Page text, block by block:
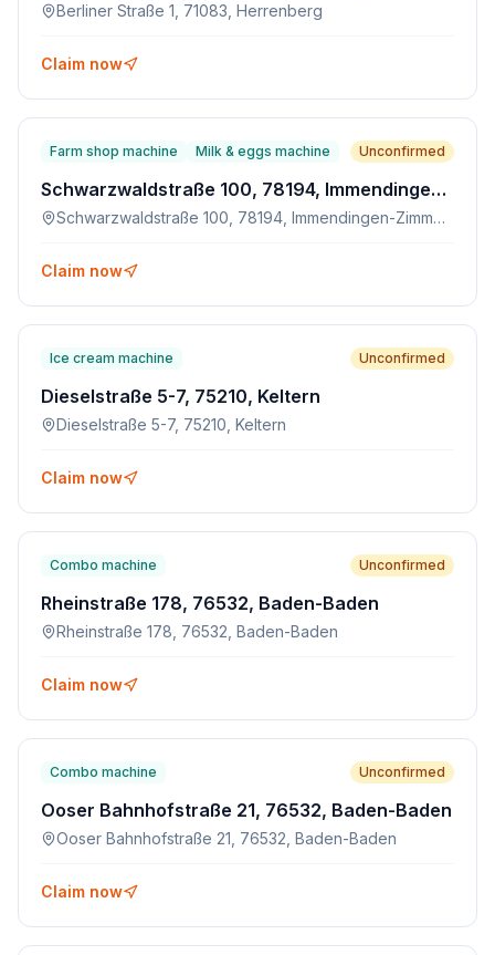
Berliner Straße 1, 71083, Herrenberg
Claim now
Farm shop machine Milk & eggs machine Unconfirmed
Schwarzwaldstraße 100, 78194, Immendingen-Zimmern
Schwarzwaldstraße 100, 78194, Immendingen-Zimmern
Claim now
Ice cream machine Unconfirmed
Dieselstraße 5-7, 75210, Keltern
Dieselstraße 5-7, 75210, Keltern
Claim now
Combo machine Unconfirmed
Rheinstraße 178, 76532, Baden-Baden
Rheinstraße 178, 76532, Baden-Baden
Claim now
Combo machine Unconfirmed
Ooser Bahnhofstraße 21, 76532, Baden-Baden
Ooser Bahnhofstraße 21, 76532, Baden-Baden
Claim now